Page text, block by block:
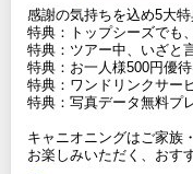
感謝の気持ちを込め5大
特典：トップシーズでも
特典：ツアー中、いざと
特典：お一人様500円優
特典：ワンドリンクサー
特典：写真データ無料プ
キャニオニングはご家族
お楽しみいただく、おす